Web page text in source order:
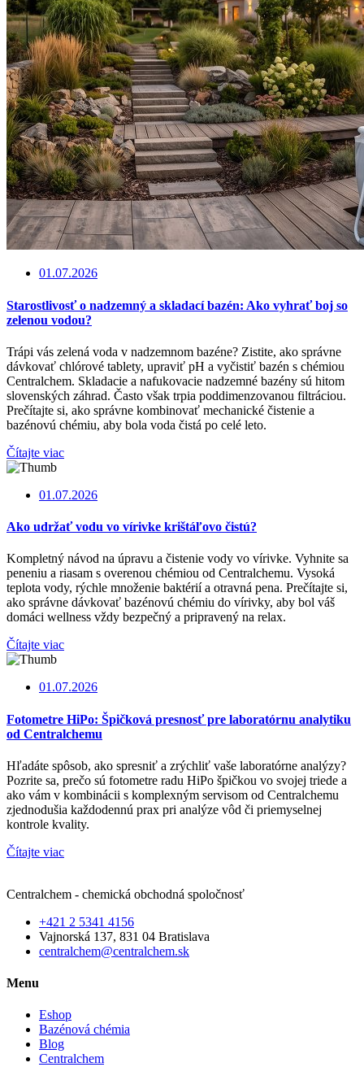
01.07.2026
Starostlivosť o nadzemný a skladací bazén: Ako vyhrať boj so
zelenou vodou?
Trápi vás zelená voda v nadzemnom bazéne? Zistite, ako správne
dávkovať chlórové tablety, upraviť pH a vyčistiť bazén s chémiou
Centralchem. Skladacie a nafukovacie nadzemné bazény sú hitom
slovenských záhrad. Často však trpia poddimenzovanou filtráciou.
Prečítajte si, ako správne kombinovať mechanické čistenie a
bazénovú chémiu, aby bola voda čistá po celé leto.
Čítajte viac
01.07.2026
Ako udržať vodu vo vírivke krištáľovo čistú?
Kompletný návod na úpravu a čistenie vody vo vírivke. Vyhnite sa
peneniu a riasam s overenou chémiou od Centralchemu. Vysoká
teplota vody, rýchle množenie baktérií a otravná pena. Prečítajte si,
ako správne dávkovať bazénovú chémiu do vírivky, aby bol váš
domáci wellness vždy bezpečný a pripravený na relax.
Čítajte viac
01.07.2026
Fotometre HiPo: Špičková presnosť pre laboratórnu analytiku
od Centralchemu
Hľadáte spôsob, ako spresniť a zrýchliť vaše laboratórne analýzy?
Pozrite sa, prečo sú fotometre radu HiPo špičkou vo svojej triede a
ako vám v kombinácii s komplexným servisom od Centralchemu
zjednodušia každodennú prax pri analýze vôd či priemyselnej
kontrole kvality.
Čítajte viac
Centralchem - chemická obchodná spoločnosť
+421 2 5341 4156
Vajnorská 137, 831 04 Bratislava
centralchem@centralchem.sk
Menu
Eshop
Bazénová chémia
Blog
Centralchem